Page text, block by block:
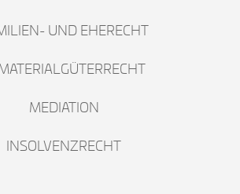
UND EHERECHT
MEDIATION
INSOLVENZRECHT